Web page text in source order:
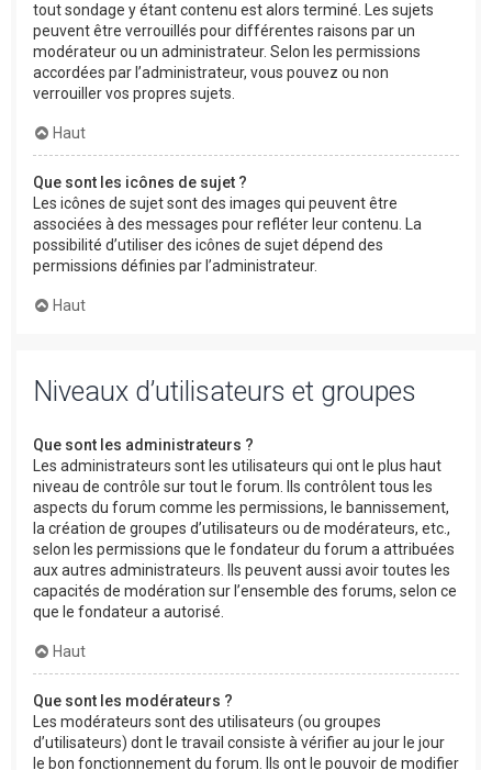
tout sondage y étant contenu est alors terminé. Les sujets
peuvent être verrouillés pour différentes raisons par un
modérateur ou un administrateur. Selon les permissions
accordées par l’administrateur, vous pouvez ou non
verrouiller vos propres sujets.
Haut
Que sont les icônes de sujet ?
Les icônes de sujet sont des images qui peuvent être
associées à des messages pour refléter leur contenu. La
possibilité d’utiliser des icônes de sujet dépend des
permissions définies par l’administrateur.
Haut
Niveaux d’utilisateurs et groupes
Que sont les administrateurs ?
Les administrateurs sont les utilisateurs qui ont le plus haut
niveau de contrôle sur tout le forum. Ils contrôlent tous les
aspects du forum comme les permissions, le bannissement,
la création de groupes d’utilisateurs ou de modérateurs, etc.,
selon les permissions que le fondateur du forum a attribuées
aux autres administrateurs. Ils peuvent aussi avoir toutes les
capacités de modération sur l’ensemble des forums, selon ce
que le fondateur a autorisé.
Haut
Que sont les modérateurs ?
Les modérateurs sont des utilisateurs (ou groupes
d’utilisateurs) dont le travail consiste à vérifier au jour le jour
le bon fonctionnement du forum. Ils ont le pouvoir de modifier